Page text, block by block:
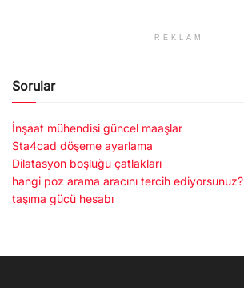
REKLAM
Sorular
İnşaat mühendisi güncel maaşlar
Sta4cad döşeme ayarlama
Dilatasyon boşluğu çatlakları
hangi poz arama aracını tercih ediyorsunuz?
taşıma gücü hesabı